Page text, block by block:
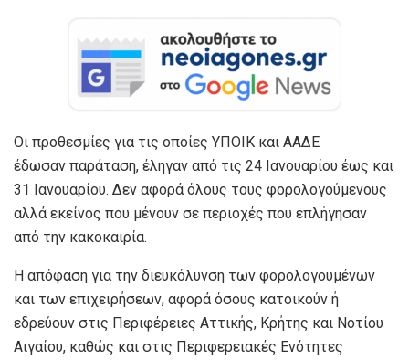
Οι προθεσμίες για τις οποίες ΥΠΟΙΚ και ΑΑΔΕ
έδωσαν παράταση, έληγαν από τις 24 Ιανουαρίου έως και
31 Ιανουαρίου. Δεν αφορά όλους τους φορολογούμενους
αλλά εκείνος που μένουν σε περιοχές που επλήγησαν
από την κακοκαιρία.
Η απόφαση για την διευκόλυνση των φορολογουμένων
και των επιχειρήσεων, αφορά όσους κατοικούν ή
εδρεύουν στις Περιφέρειες Αττικής, Κρήτης και Νοτίου
Αιγαίου, καθώς και στις Περιφερειακές Ενότητες